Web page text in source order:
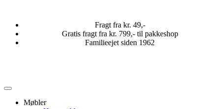
Fragt fra kr. 49,-
Gratis fragt fra kr. 799,- til pakkeshop
Familieejet siden 1962
Møbler